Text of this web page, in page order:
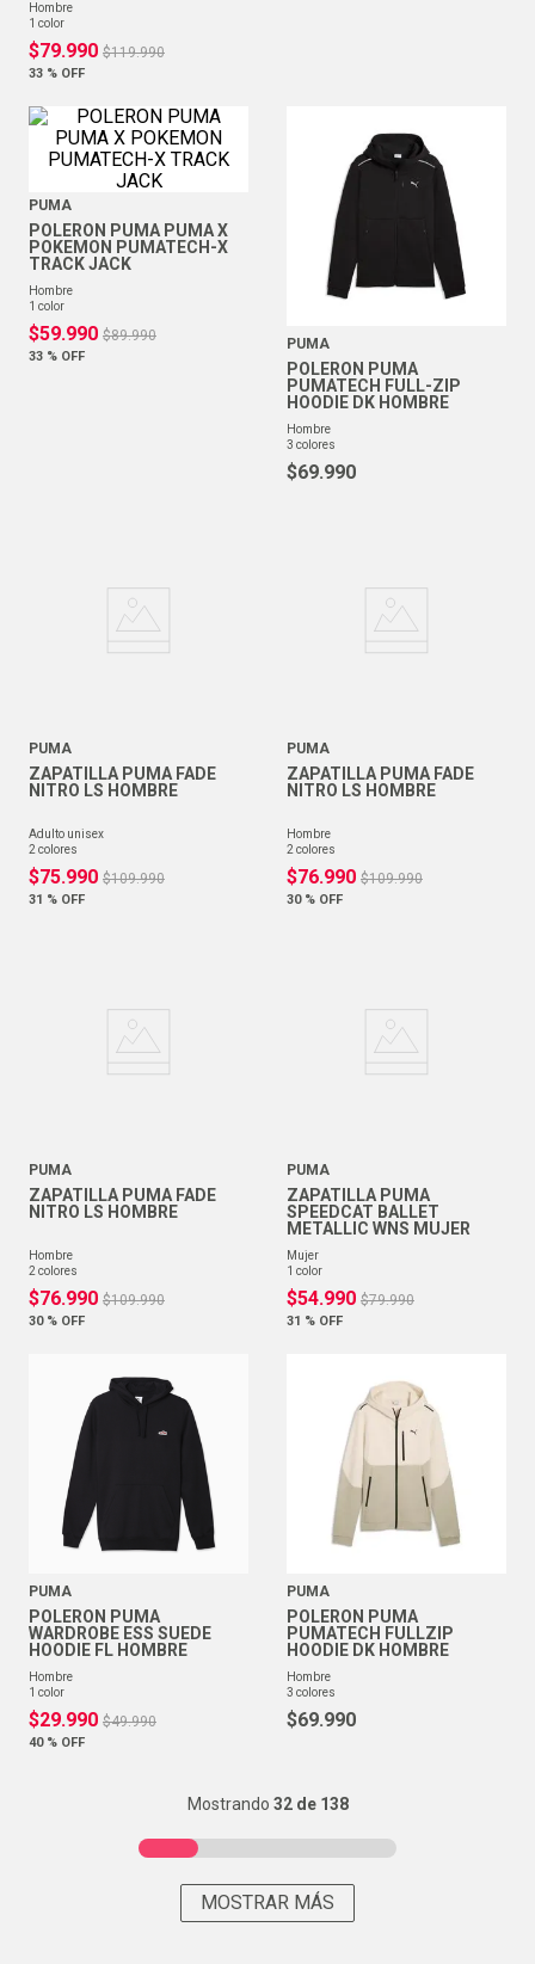
hombre
1 color
$79.990 $119.990
33 % OFF
PUMA
POLERON PUMA PUMA X
POKEMON PUMATECH-X
TRACK JACK
hombre
1 color
$59.990 $89.990
33 % OFF
PUMA
POLERON PUMA
PUMATECH FULL-ZIP
HOODIE DK HOMBRE
hombre
3 colores
$69.990
PUMA
ZAPATILLA PUMA FADE
NITRO LS HOMBRE
adulto unisex
2 colores
$75.990 $109.990
31 % OFF
PUMA
ZAPATILLA PUMA FADE
NITRO LS HOMBRE
hombre
2 colores
$76.990 $109.990
30 % OFF
PUMA
ZAPATILLA PUMA FADE
NITRO LS HOMBRE
hombre
2 colores
$76.990 $109.990
30 % OFF
PUMA
ZAPATILLA PUMA
SPEEDCAT BALLET
METALLIC WNS MUJER
mujer
1 color
$54.990 $79.990
31 % OFF
PUMA
POLERON PUMA
WARDROBE ESS SUEDE
HOODIE FL HOMBRE
hombre
1 color
$29.990 $49.990
40 % OFF
PUMA
POLERON PUMA
PUMATECH FULLZIP
HOODIE DK HOMBRE
hombre
3 colores
$69.990
Mostrando 32 de 138
MOSTRAR MÁS